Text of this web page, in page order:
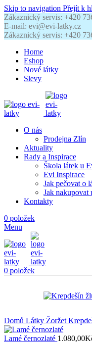
Skip to navigation Přejít k
Zákaznický servis: +420
E-mail: evi@evi-latky.cz
Zákaznický servis: +420
Home
Eshop
Nové látky
Slevy
O nás
Prodejna Zlín
Aktuality
Rady a Inspirace
Škola látek u
Evi Inspirace
Jak pečovat o
Jak nakupovat
Kontakty
0 položek
Menu
0 položek
Domů Látky Žoržet
Lamé černozlaté 1.080,00